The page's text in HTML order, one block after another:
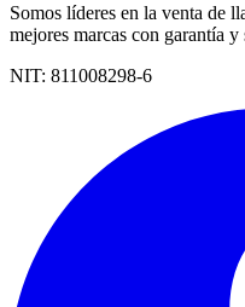
Somos líderes en la venta de
mejores marcas con garantía
NIT: 811008298-6